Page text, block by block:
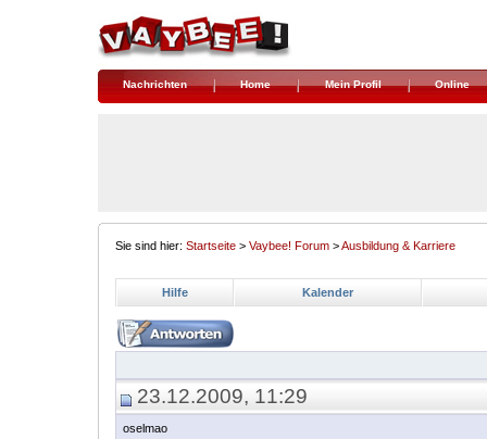
Nachrichten Home Mein Profil Online
Sie sind hier: Startseite > Vaybee! Forum >Ausbildung & Karriere
Hilfe Kalender
23.12.2009, 11:29
oselmao